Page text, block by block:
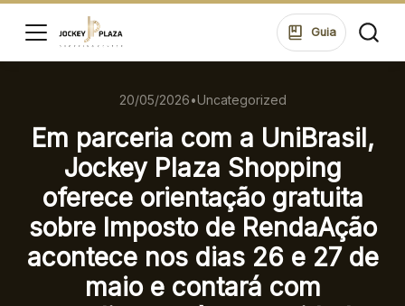
Guia
SEG A SEXTA 10:00 ÀS 22:00
SÁB 10:00 ÀS 22:00
DOM 14:00 ÀS 20:00
ALIMENTAÇÃO
SEG A SEXTA 10:00 ÀS 22:00
SÁB 10:00 ÀS 23:00
DOM 12:00 ÀS 22:00
20/05/2026•Uncategorized
Em parceria com a UniBrasil,
Jockey Plaza Shopping
oferece orientação gratuita
sobre Imposto de RendaAção
acontece nos dias 26 e 27 de
maio e contará com
suas
no